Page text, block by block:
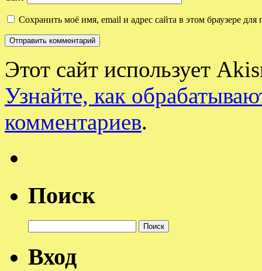
Сохранить моё имя, email и адрес сайта в этом браузере
Этот сайт использует
Узнайте, как
комментариев.
Поиск
Вход